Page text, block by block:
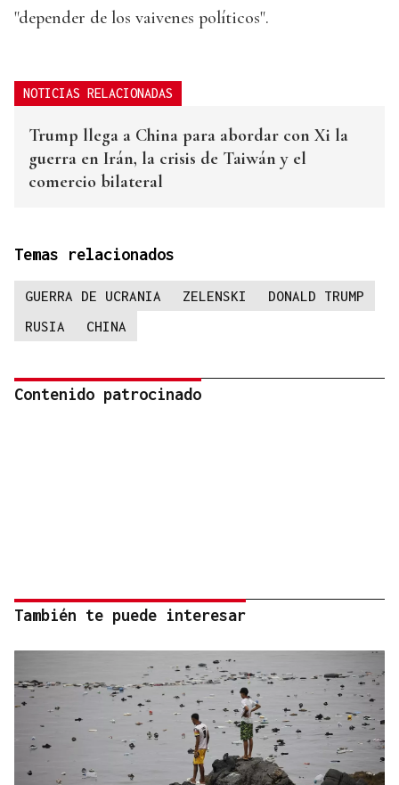
"depender de los vaivenes políticos".
NOTICIAS RELACIONADAS
Trump llega a China para abordar con Xi la
guerra en Irán, la crisis de Taiwán y el
comercio bilateral
Temas relacionados
GUERRA DE UCRANIA ZELENSKI
DONALD TRUMP
RUSIA
CHINA
Contenido patrocinado
También te puede interesar